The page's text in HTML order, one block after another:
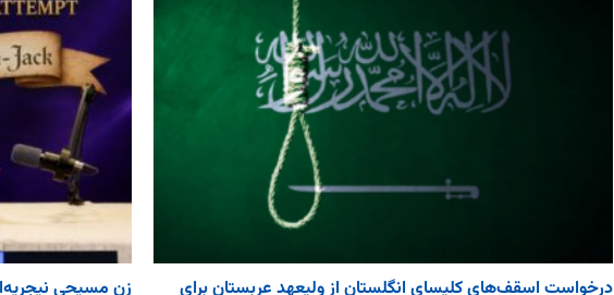
درخواست اسقف‌های کلیسای انگلستان از ولیعهد عربستان برای